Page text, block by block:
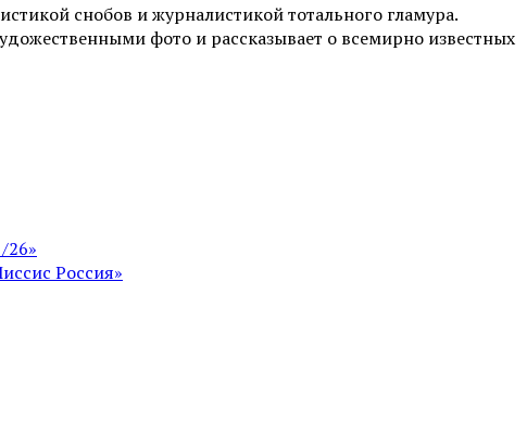
снобов и журналистикой тотального гламура.
фото и рассказывает о всемирно известных
26»
Россия»